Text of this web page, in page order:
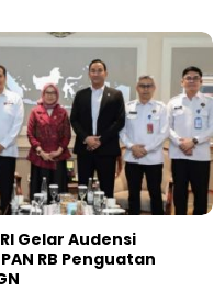
Gelar Audensi
RB Penguatan